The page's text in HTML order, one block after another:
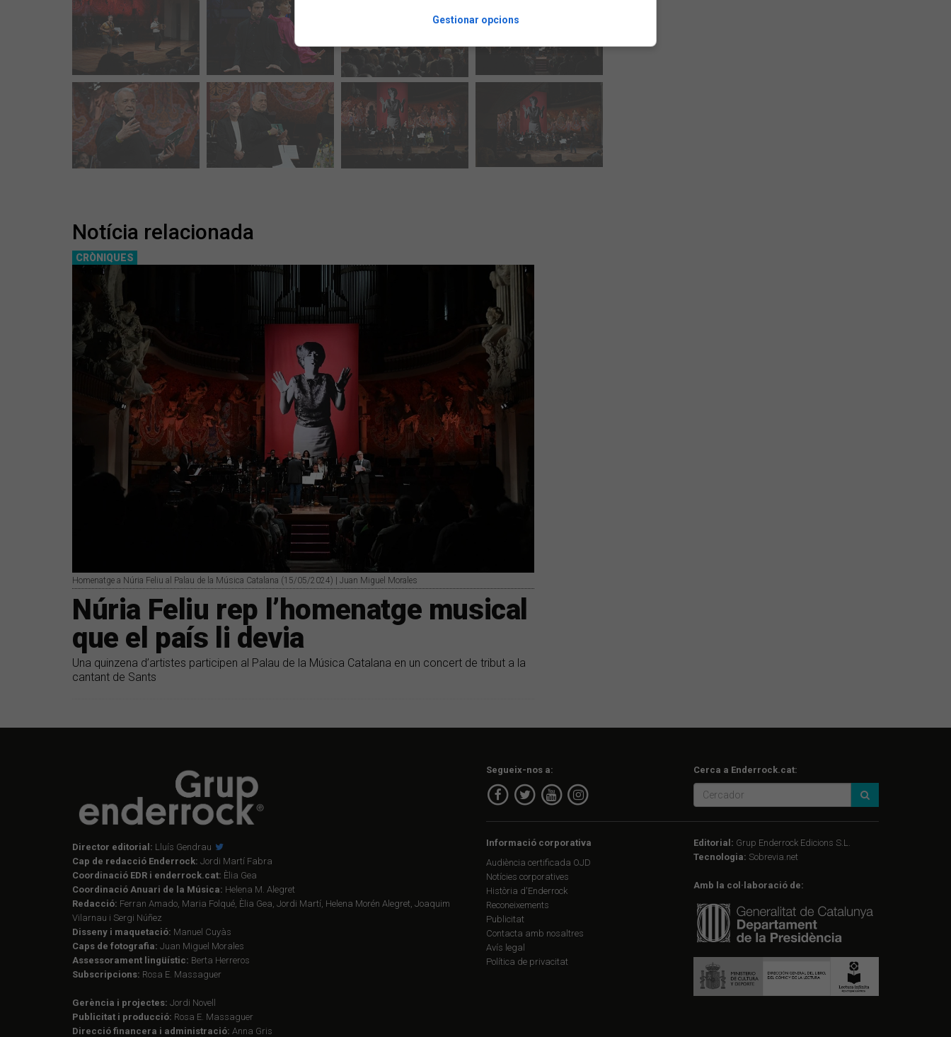
Notícia relacionada
CRÒNIQUES
Homenatge a Núria Feliu al Palau de la Música Catalana (15/05/2024) | Juan Miguel Morales
Núria Feliu rep l’homenatge musical
que el país li devia
Una quinzena d’artistes participen al Palau de la Música Catalana en un concert de tribut a la
cantant de Sants
Director editorial: Lluís Gendrau
Cap de redacció Enderrock: Jordi Martí Fabra
Coordinació EDR i enderrock.cat: Èlia Gea
Coordinació Anuari de la Música: Helena M. Alegret
Redacció: Ferran Amado, Maria Folqué, Èlia Gea, Jordi Martí, Helena Morén Alegret, Joaquim
Vilarnau i Sergi Núñez
Disseny i maquetació: Manuel Cuyàs
Caps de fotografia: Juan Miguel Morales
Assessorament lingüístic: Berta Herreros
Subscripcions: Rosa E. Massaguer
Gerència i projectes: Jordi Novell
Publicitat i producció: Rosa E. Massaguer
Direcció financera i administració: Anna Gris
Segueix-nos a: Cerca a Enderrock.cat:
Informació corporativa
Audiència certificada OJD
Notícies corporatives
Història d'Enderrock
Reconeixements
Publicitat
Contacta amb nosaltres
Avís legal
Política de privacitat
Editorial: Grup Enderrock Edicions S.L.
Tecnologia: Sobrevia.net
Amb la col·laboració de:
Gestionar opcions